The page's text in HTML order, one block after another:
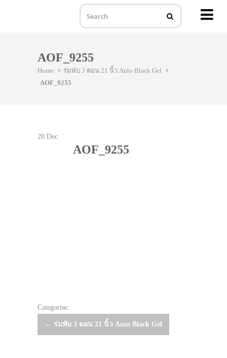
AOF_9255
Home
ร่มพับ 3 ตอน 21 นิ้ว Auto Black Gel
AOF_9255
20 Dec
AOF_9255
Categorise:
Post
← ร่มพับ 3 ตอน 21 นิ้ว Auto Black Gel